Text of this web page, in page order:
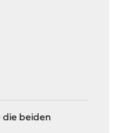
die beiden